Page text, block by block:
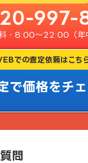
997-
・8:00〜22:00（年
での査定依頼はこち
で価格をチェ
問